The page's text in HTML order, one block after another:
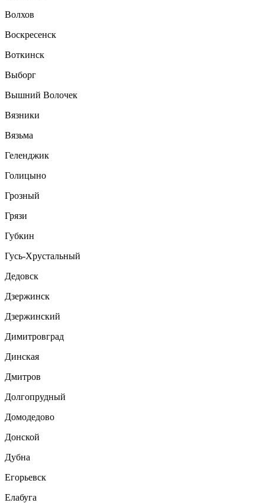
Волхов
Воскресенск
Воткинск
Выборг
Вышний Волочек
Вязники
Вязьма
Геленджик
Голицыно
Грозный
Грязи
Губкин
Гусь-Хрустальный
Дедовск
Дзержинск
Дзержинский
Димитровград
Динская
Дмитров
Долгопрудный
Домодедово
Донской
Дубна
Егорьевск
Елабуга